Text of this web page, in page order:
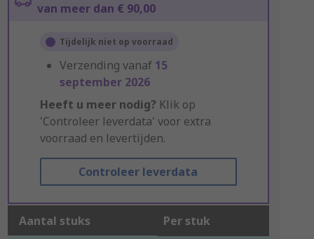
van meer dan € 90,00
Tijdelijk niet op voorraad
Verzending vanaf 15
september 2026
Heeft u meer nodig? Klik op
'Controleer leverdata' voor extra
voorraad en levertijden.
Controleer leverdata
Aantal stuks Per stuk